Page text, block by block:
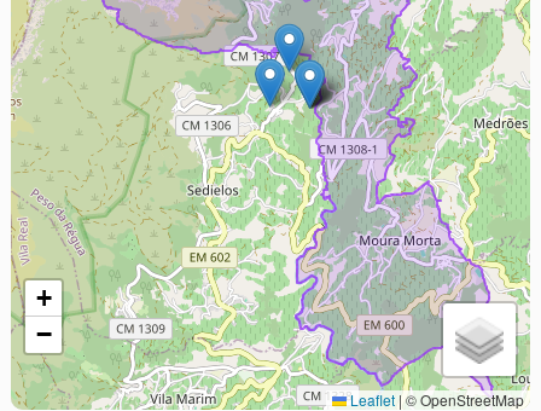
+
−
Leaflet | © OpenStreetMap